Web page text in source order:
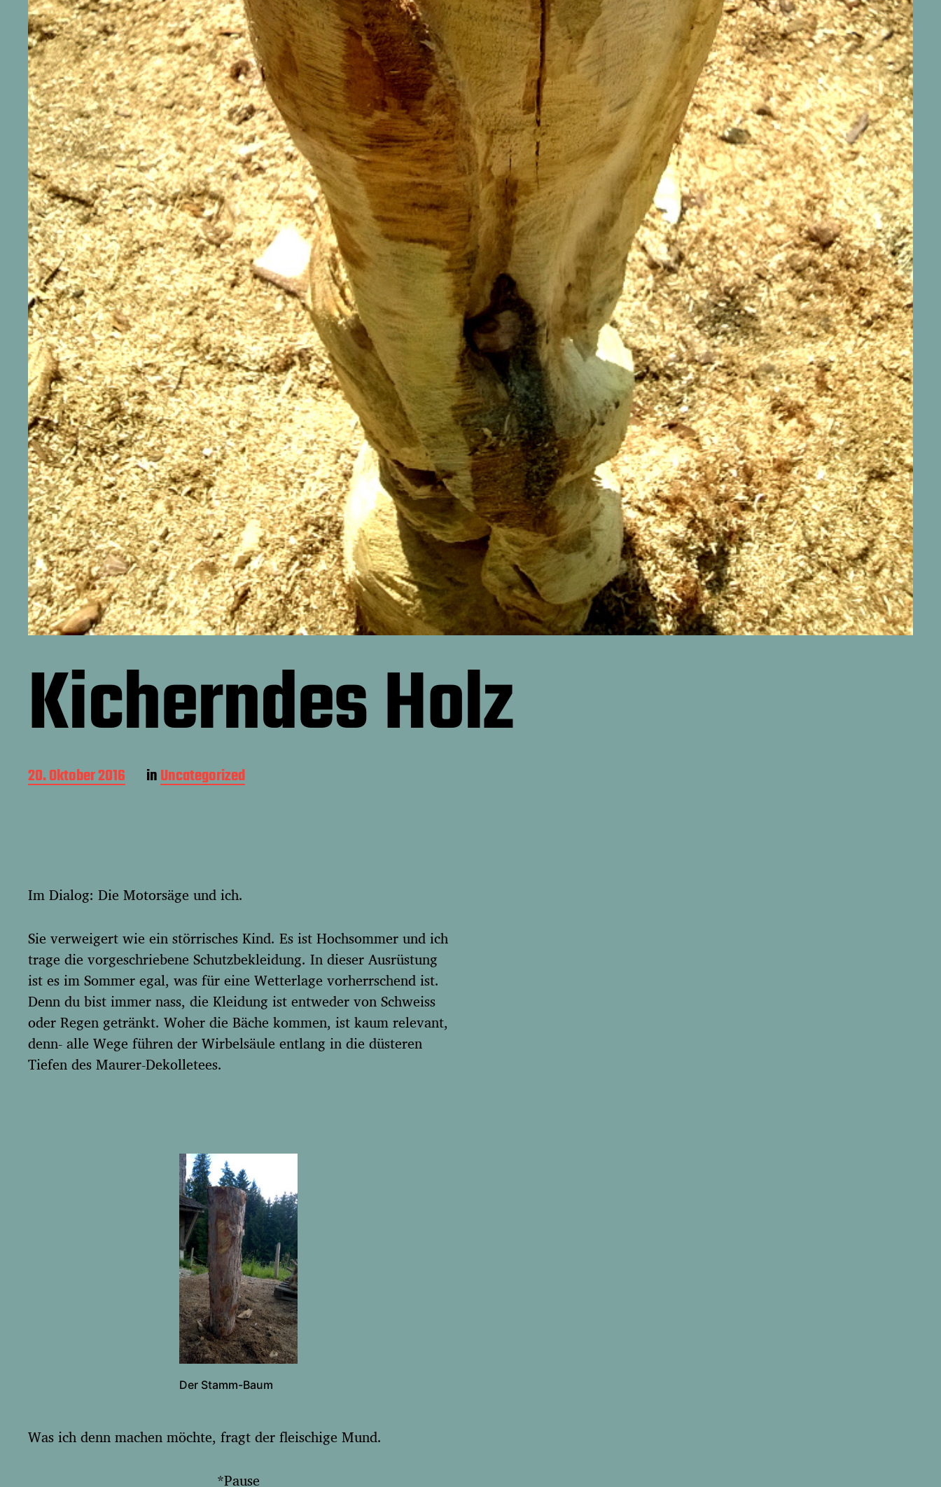
Kicherndes Holz
B
e
s
d
t
u
m
20. Oktober 2016 inUncategorized
Im Dialog: Die Motorsäge und ich.
Sie verweigert wie ein störrisches Kind. Es ist Hochsommer und ich
trage die vorgeschriebene Schutzbekleidung. In dieser Ausrüstung
ist es im Sommer egal, was für eine Wetterlage vorherrschend ist.
Denn du bist immer nass, die Kleidung ist entweder von Schweiss
oder Regen getränkt. Woher die Bäche kommen, ist kaum relevant,
denn- alle Wege führen der Wirbelsäule entlang in die düsteren
Tiefen des Maurer-Dekolletees.
Der Stamm-Baum
Was ich denn machen möchte, fragt der fleischige Mund.
*Pause